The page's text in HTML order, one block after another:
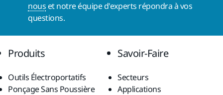
nous et notre équipe d'experts répondra à vos
questions.
Produits
Outils Électroportatifs
Ponçage Sans Poussière
Savoir-Faire
Secteurs
Applications